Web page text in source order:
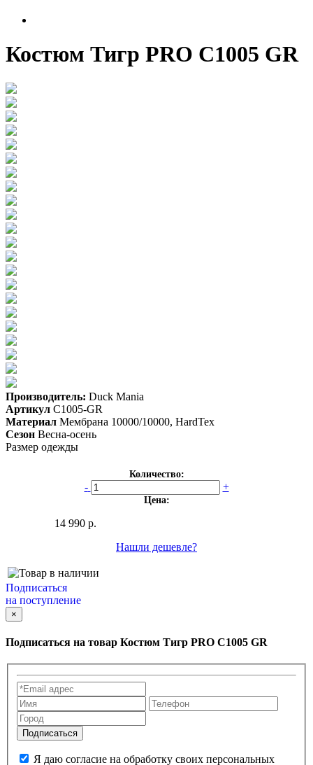
Костюм Тигр PRO C1005 GR
Производитель: Duck Mania
Артикул C1005-GR
Материал Мембрана 10000/10000, HardTex
Сезон Весна-осень
Размер одежды
Количество:
- +
Цена:
14 990 р.
Нашли дешевле?
Подписаться
на поступление
×
Подписаться на товар Костюм Тигр PRO C1005 GR